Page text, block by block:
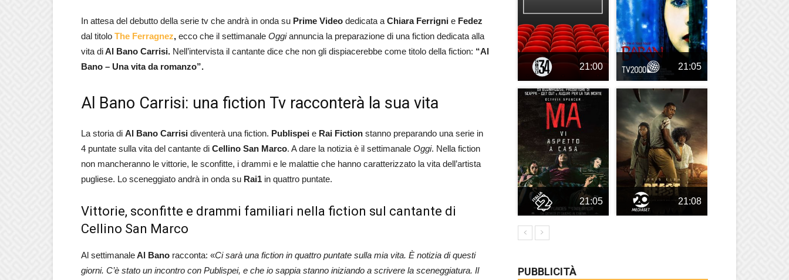
In attesa del debutto della serie tv che andrà in onda su Prime Video dedicata a Chiara Ferrigni e Fedez
dal titolo The Ferragnez, ecco che il settimanale Oggiannuncia la preparazione di una fiction dedicata alla
vita diAl Bano Carrisi. Nell’intervista il cantante dice che non gli dispiacerebbe come titolo della fiction: “Al
Bano – Una vita da romanzo”.
Al Bano Carrisi: una fiction Tv racconterà la sua vita
La storia di Al Bano Carrisi diventerà una fiction. Publispei e Rai Fiction stanno preparando una serie in
4 puntate sulla vita del cantante di Cellino San Marco. A dare la notizia è il settimanale Oggi. Nella fiction
non mancheranno le vittorie, le sconfitte, i drammi e le malattie che hanno caratterizzato la vita dell’artista
pugliese. Lo sceneggiato andrà in onda su Rai1 in quattro puntate.
Vittorie, sconfitte e drammi familiari nella fiction sul cantante di
Cellino San Marco
Al settimanaleAl Bano racconta: «Ci sarà una fiction in quattro puntate sulla mia vita. È notizia di questi
giorni. C’è stato un incontro con Publispei, e che io sappia stanno iniziando a scrivere la sceneggiatura. Il
21:00 21:05
21:05 21:08
PUBBLICITÀ